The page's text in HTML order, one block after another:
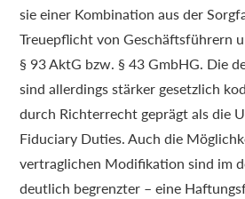
sie einer Kombination aus der
Treuepflicht von Geschäftsführern
§ 93 AktG bzw. § 43 GmbHG. Die
sind allerdings stärker gesetzlich
durch Richterrecht geprägt als die
Fiduciary Duties. Auch die
vertraglichen Modifikation sind im
deutlich begrenzter – eine